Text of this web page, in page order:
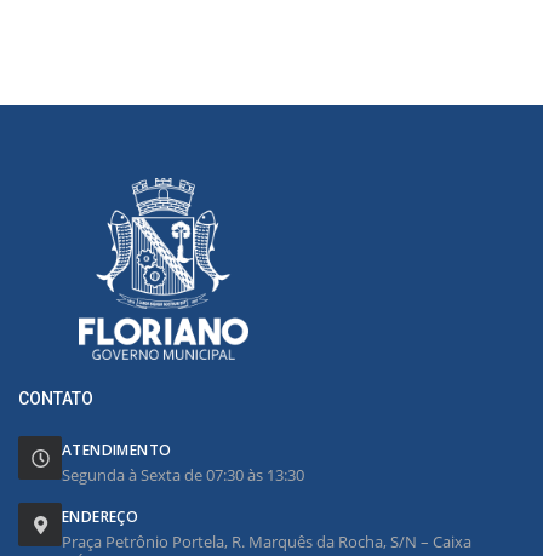
CONTATO
ATENDIMENTO
Segunda à Sexta de 07:30 às 13:30
ENDEREÇO
Praça Petrônio Portela, R. Marquês da Rocha, S/N – Caixa